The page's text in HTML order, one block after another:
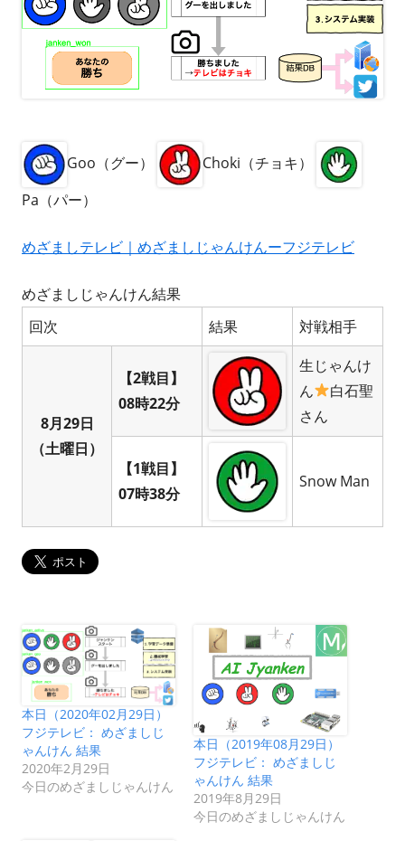
Goo（グー）
Choki（チョキ）
Pa（パー）
めざましテレビ｜めざましじゃんけんーフジテレビ
めざましじゃんけん結果
回次
結果 対戦相手
8月29日
（土曜日）
【2戦目】
08時22分
生じゃんけ
ん
白石聖
さん
【1戦目】
07時38分
Snow Man
本日（2020年02月29日）
フジテレビ： めざましじ
ゃんけん 結果
2020年2月29日
今日のめざましじゃんけん
本日（2019年08月29日）
フジテレビ： めざましじ
ゃんけん 結果
2019年8月29日
今日のめざましじゃんけん